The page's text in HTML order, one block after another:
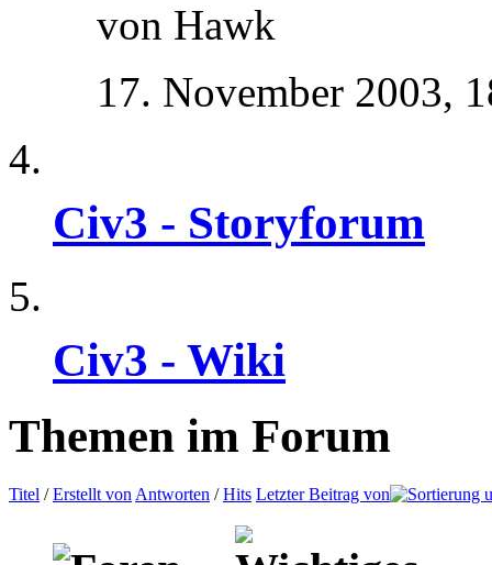
von Hawk
17. November 2003,
Civ3 - Storyforum
Civ3 - Wiki
Themen im Forum
Titel /Erstellt von Antworten /Hits Letzter Beitrag von